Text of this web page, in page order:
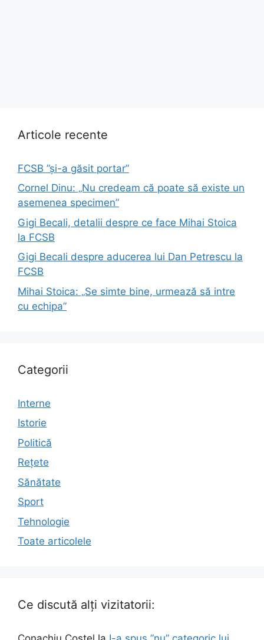
Articole recente
FCSB ”și-a găsit portar”
Cornel Dinu: „Nu credeam că poate să existe un
asemenea specimen”
Gigi Becali, detalii despre ce face Mihai Stoica
la FCSB
Gigi Becali despre aducerea lui Dan Petrescu la
FCSB
Mihai Stoica: „Se simte bine, urmează să intre
cu echipa”
Categorii
Interne
Istorie
Politică
Rețete
Sănătate
Sport
Tehnologie
Toate articolele
Ce discută alți vizitatorii: